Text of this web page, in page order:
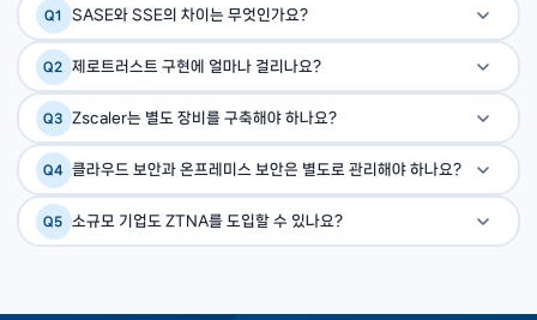
Q1 SASE와 SSE의 차이는 무엇인가요?
A
SASE(Secure Access Service Edge)는 SD-WAN(네
Service Edge)는 SASE에서 SD-WAN을 제외한 보안 기
능(SWG·CASB·ZTNA)만을 클라우드로 제공합니다. 이미
SD-WAN을 보유한 기업은 SSE만 도입해도 됩니다.
Q2 제로트러스트 구현에 얼마나 걸리나요?
A
단계적으로 접근하면 1단계(기기 가시성)는 2~4주, 2단계
전 구현은 6~18개월이지만, 빠른 가시적 효과를 위해 중요 시
스템부터 단계 적용을 권장합니다.
Q3 Zscaler는 별도 장비를 구축해야 하나요?
A
아니요. Zscaler는 클라우드에서 구독형으로 이용하는 SaaS
하드웨어 도입·증설·패치 부담이 없고, 사용자가 어디에 있든 항
상 최신 보안 정책을 적용받습니다.
Q4 클라우드 보안과 온프레미스 보안은 별도로 관리해야 하나요?
A
Zscaler는 온프레미스와 클라우드 트래픽을 단일 정책 콘솔에
Q5 소규모 기업도 ZTNA를 도입할 수 있나요?